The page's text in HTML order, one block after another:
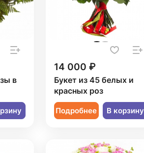
в
14 000 ₽
Букет из 45 белых и
красных роз
Подробнее В корзину